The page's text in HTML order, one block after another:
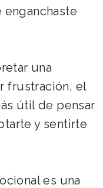
una
frustración, el
útil de pensar
y sentirte
es una